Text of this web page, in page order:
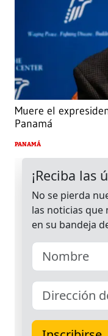
Muere el
Panamá
PANAMÁ